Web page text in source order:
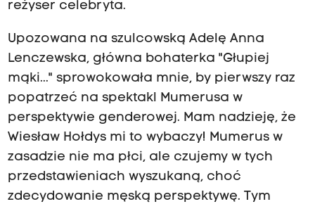
reżyser celebryta.
Upozowana na szulcowską Adelę Anna
Lenczewska, główna bohaterka "Głupiej
mąki..." sprowokowała mnie, by pierwszy raz
popatrzeć na spektakl Mumerusa w
perspektywie genderowej. Mam nadzieję, że
Wiesław Hołdys mi to wybaczy! Mumerus w
zasadzie nie ma płci, ale czujemy w tych
przedstawieniach wyszukaną, choć
zdecydowanie męską perspektywę. Tym